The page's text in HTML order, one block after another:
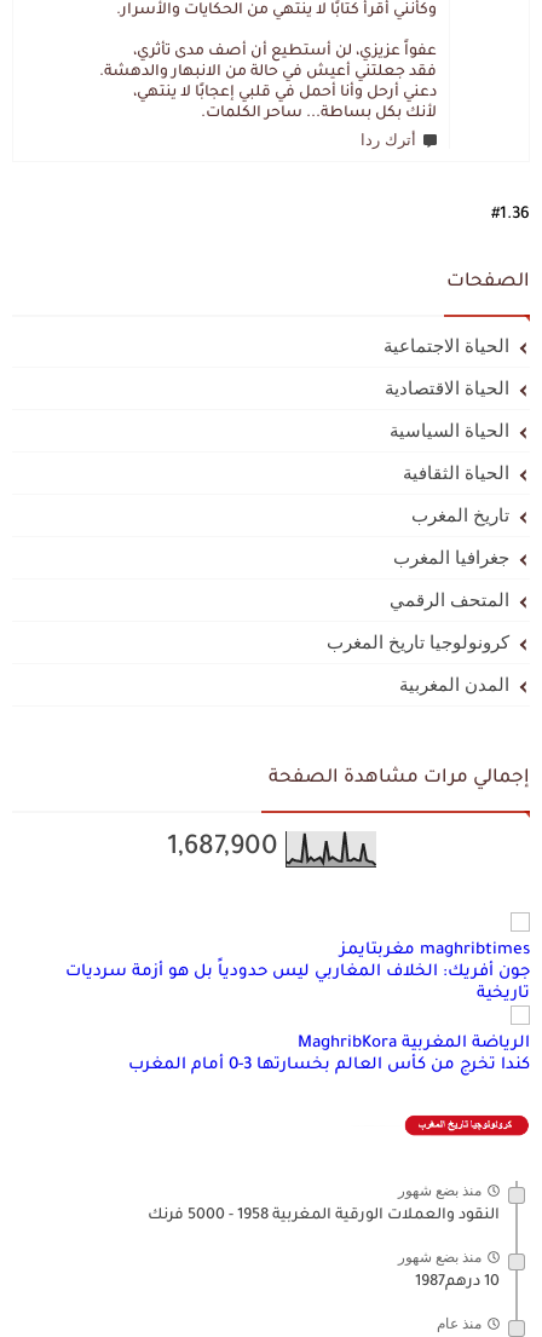
وكأنني أقرأ كتابًا لا ينتهي من الحكايات والأسرار.
عفواً عزيزي، لن أستطيع أن أصف مدى تأثري،
فقد جعلتني أعيش في حالة من الانبهار والدهشة.
دعني أرحل وأنا أحمل في قلبي إعجابًا لا ينتهي،
لأنك بكل بساطة... ساحر الكلمات.
أترك ردا
#1.36
الصفحات
الحياة الاجتماعية
الحياة الاقتصادية
الحياة السياسية
الحياة الثقافية
تاريخ المغرب
جغرافيا المغرب
المتحف الرقمي
كرونولوجيا تاريخ المغرب
المدن المغربية
إجمالي مرات مشاهدة الصفحة
1,687,900
maghribtimes مغربتايمز
جون أفريك: الخلاف المغاربي ليس حدودياً بل هو أزمة سرديات
تاريخية
الرياضة المغربية MaghribKora
كندا تخرج من كأس العالم بخسارتها 3-0 أمام المغرب
منذ بضع شهور
النقود والعملات الورقية المغربية 1958 - 5000 فرنك
منذ بضع شهور
10 درهم1987
منذ عام